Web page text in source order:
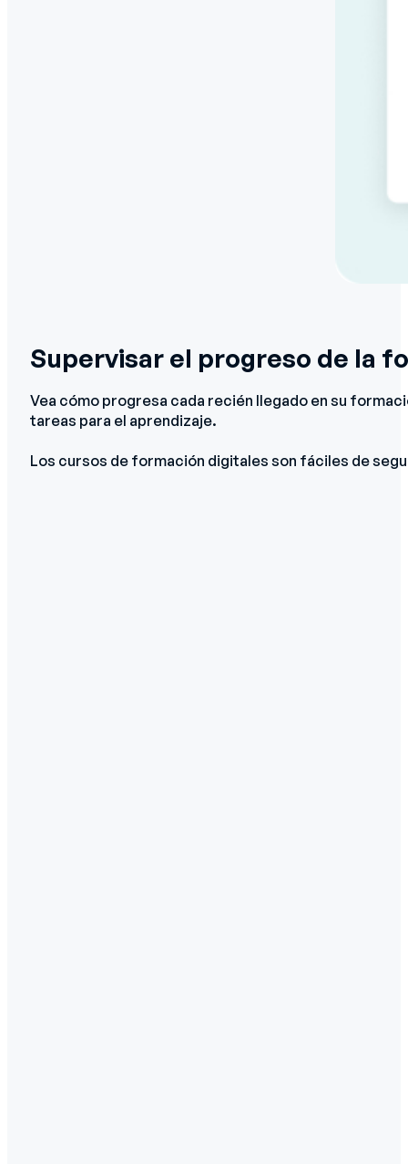
Supervisar el progreso de la
Vea cómo progresa cada recién llegado en su
tareas para el aprendizaje.
Los cursos de formación digitales son fáciles de